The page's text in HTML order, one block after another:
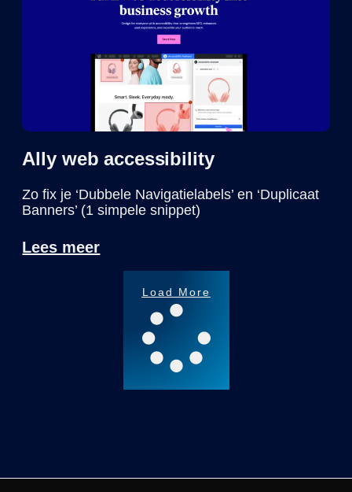
Ally web accessibility
Zo fix je ‘Dubbele Navigatielabels’ en ‘Duplicaat
Banners’ (1 simpele snippet)
Lees meer
Load More